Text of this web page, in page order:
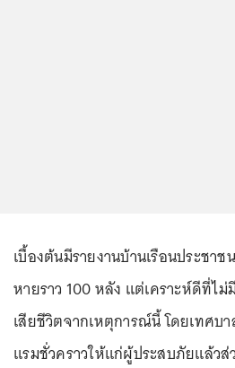
เบื้องต้นมีรายงานบ้านเรือนประชา
หายราว 100 หลัง แต่เคราะห์ดีที่ไ
เสียชีวิตจากเหตุการณ์นี้ โดยเทศ
แรมชั่วคราวให้แก่ผู้ประสบภัยแล้วส่